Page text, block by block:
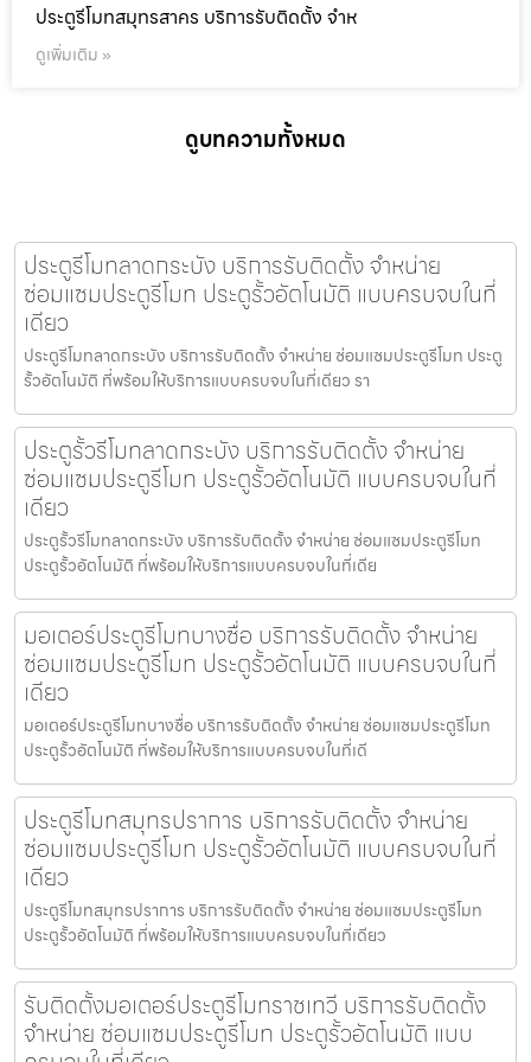
ประตูรีโมทสมุทรสาคร บริการรับติดตั้ง จำห
ดูเพิ่มเติม »
ดูบทความทั้งหมด
ประตูรีโมทลาดกระบัง บริการรับติดตั้ง จำหน่าย
ซ่อมแซมประตูรีโมท ประตูรั้วอัตโนมัติ แบบครบจบในที่
เดียว
ประตูรีโมทลาดกระบัง บริการรับติดตั้ง จำหน่าย ซ่อมแซมประตูรีโมท ประตู
รั้วอัตโนมัติ ที่พร้อมให้บริการแบบครบจบในที่เดียว รา
ประตูรั้วรีโมทลาดกระบัง บริการรับติดตั้ง จำหน่าย
ซ่อมแซมประตูรีโมท ประตูรั้วอัตโนมัติ แบบครบจบในที่
เดียว
ประตูรั้วรีโมทลาดกระบัง บริการรับติดตั้ง จำหน่าย ซ่อมแซมประตูรีโมท
ประตูรั้วอัตโนมัติ ที่พร้อมให้บริการแบบครบจบในที่เดีย
มอเตอร์ประตูรีโมทบางซื่อ บริการรับติดตั้ง จำหน่าย
ซ่อมแซมประตูรีโมท ประตูรั้วอัตโนมัติ แบบครบจบในที่
เดียว
มอเตอร์ประตูรีโมทบางซื่อ บริการรับติดตั้ง จำหน่าย ซ่อมแซมประตูรีโมท
ประตูรั้วอัตโนมัติ ที่พร้อมให้บริการแบบครบจบในที่เดี
ประตูรีโมทสมุทรปราการ บริการรับติดตั้ง จำหน่าย
ซ่อมแซมประตูรีโมท ประตูรั้วอัตโนมัติ แบบครบจบในที่
เดียว
ประตูรีโมทสมุทรปราการ บริการรับติดตั้ง จำหน่าย ซ่อมแซมประตูรีโมท
ประตูรั้วอัตโนมัติ ที่พร้อมให้บริการแบบครบจบในที่เดียว
รับติดตั้งมอเตอร์ประตูรีโมทราชเทวี บริการรับติดตั้ง
จำหน่าย ซ่อมแซมประตูรีโมท ประตูรั้วอัตโนมัติ แบบ